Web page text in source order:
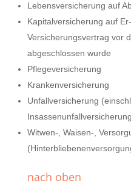
Lebensversicherung auf
Kapitalversicherung auf
Versicherungsvertrag vor
abgeschlossen wurde
Pflegeversicherung
Krankenversicherung
Unfallversicherung
Witwen-, Waisen-,
nach oben